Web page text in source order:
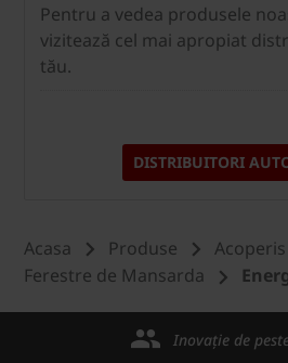
Pentru a vedea produsele
vizitează cel mai apropiat
tău.
DISTRIBUITORI
Acasa Produse
Ferestre de Mansarda
Inovație de